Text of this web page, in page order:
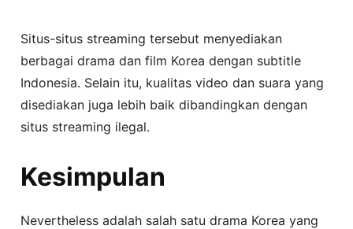
Situs-situs streaming tersebut menyediakan
berbagai drama dan film Korea dengan subtitle
Indonesia. Selain itu, kualitas video dan suara yang
disediakan juga lebih baik dibandingkan dengan
situs streaming ilegal.
Kesimpulan
Nevertheless adalah salah satu drama Korea yang